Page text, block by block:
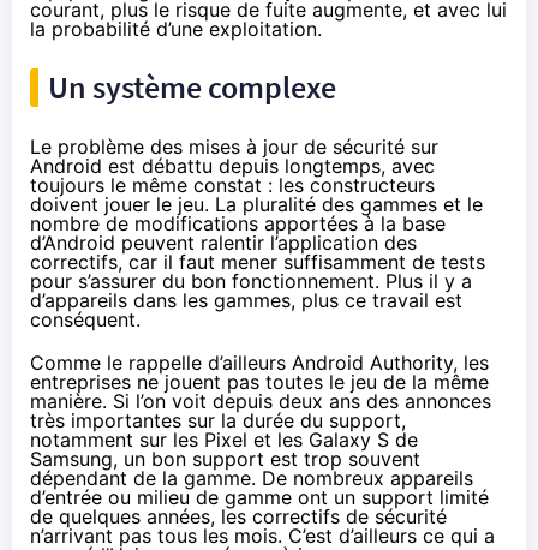
courant, plus le risque de fuite augmente, et avec lui
la probabilité d’une exploitation.
Un système complexe
Le problème des mises à jour de sécurité sur
Android est débattu depuis longtemps, avec
toujours le même constat : les constructeurs
doivent jouer le jeu. La pluralité des gammes et le
nombre de modifications apportées à la base
d’Android peuvent ralentir l’application des
correctifs, car il faut mener suffisamment de tests
pour s’assurer du bon fonctionnement. Plus il y a
d’appareils dans les gammes, plus ce travail est
conséquent.
Comme le rappelle d’ailleurs Android Authority, les
entreprises ne jouent pas toutes le jeu de la même
manière. Si l’on voit depuis deux ans des annonces
très importantes sur la durée du support,
notamment sur les Pixel et les Galaxy S de
Samsung, un bon support est trop souvent
dépendant de la gamme. De nombreux appareils
d’entrée ou milieu de gamme ont un support limité
de quelques années, les correctifs de sécurité
n’arrivant pas tous les mois. C’est d’ailleurs ce qui a